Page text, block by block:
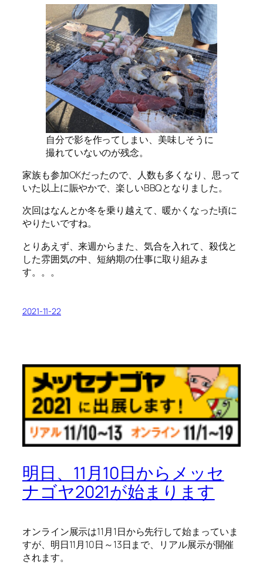
自分で影を作ってしまい、美味しそうに
撮れていないのが残念。
家族も参加OKだったので、人数も多くなり、思って
いた以上に賑やかで、楽しいBBQとなりました。
次回はなんとか冬を乗り越えて、暖かくなった頃に
やりたいですね。
とりあえず、来週からまた、気合を入れて、殺伐と
した雰囲気の中、短納期の仕事に取り組みま
す。。。
2021-11-22
明日、11月10日からメッセ
ナゴヤ2021が始まります
オンライン展示は11月1日から先行して始まっていま
すが、明日11月10日～13日まで、リアル展示が開催
されます。